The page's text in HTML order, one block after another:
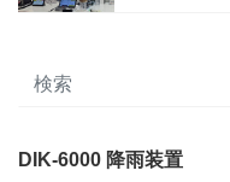
DIK-6000 降雨装置